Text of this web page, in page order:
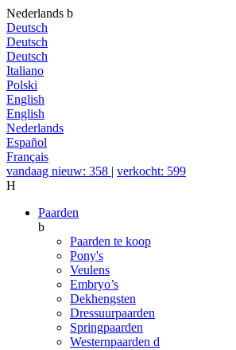
Nederlands b
Deutsch
Deutsch
Deutsch
Italiano
Polski
English
English
Nederlands
Español
Français
vandaag nieuw: 358 | verkocht: 599
H
Paarden
b
Paarden te koop
Pony's
Veulens
Embryo’s
Dekhengsten
Dressuurpaarden
Springpaarden
Westernpaarden d